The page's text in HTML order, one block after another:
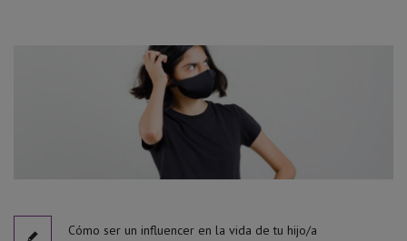
Cómo ser un influencer en la vida de tu hijo/a